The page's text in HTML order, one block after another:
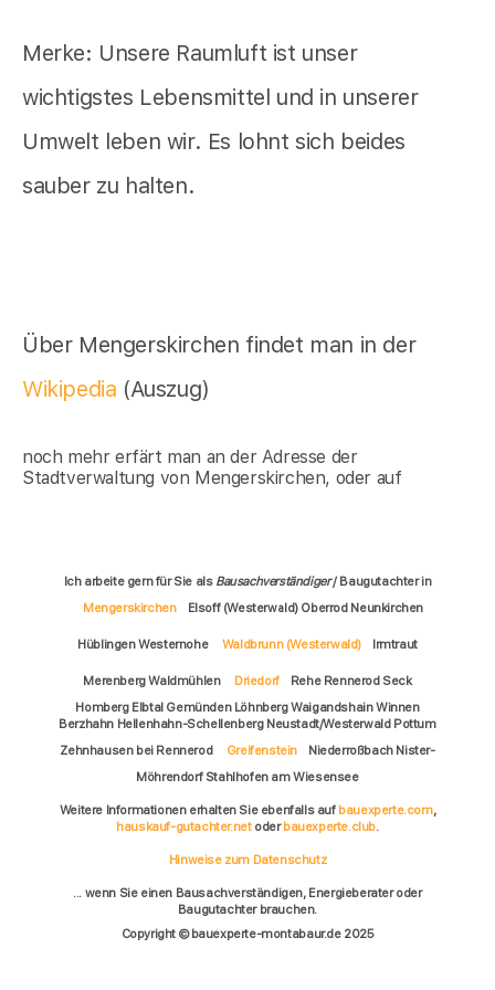
Merke: Unsere Raumluft ist unser
wichtigstes Lebensmittel und in unserer
Umwelt leben wir. Es lohnt sich beides
sauber zu halten.
Über Mengerskirchen findet man in der
Wikipedia (Auszug)
noch mehr erfärt man an der Adresse der
Stadtverwaltung von Mengerskirchen, oder auf
Ich arbeite gern für Sie als Bausachverständiger/ Baugutachter in
Mengerskirchen
Elsoff (Westerwald) Oberrod Neunkirchen
Hüblingen Westernohe Waldbrunn (Westerwald) Irmtraut
Merenberg Waldmühlen Driedorf
Rehe Rennerod Seck
Homberg Elbtal Gemünden Löhnberg Waigandshain Winnen
Berzhahn Hellenhahn-Schellenberg Neustadt/Westerwald Pottum
Zehnhausen bei Rennerod
Greifenstein
Niederroßbach Nister-
Möhrendorf Stahlhofen am Wiesensee
Weitere Informationen erhalten Sie ebenfalls auf bauexperte.com,
hauskauf-gutachter.netoderbauexperte.club.
Hinweise zum Datenschutz
... wenn Sie einen Bausachverständigen, Energieberater oder
Baugutachter brauchen.
Copyright © bauexperte-montabaur.de 2025